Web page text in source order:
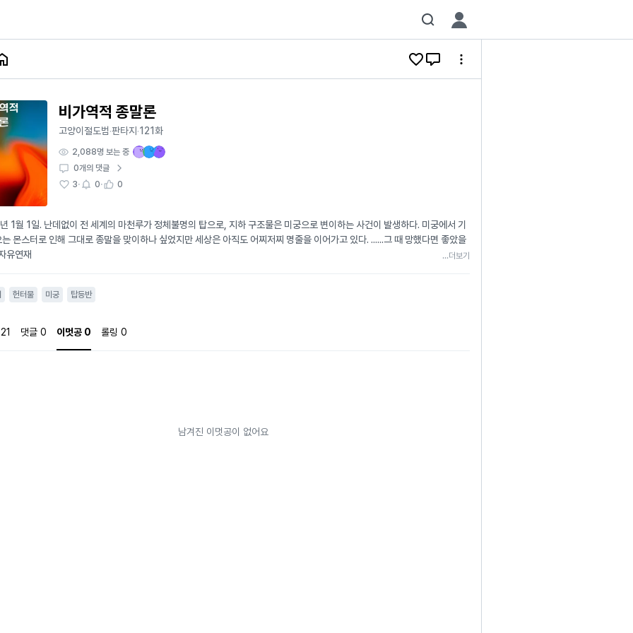
비가역적 종말론
고양이절도범·판타지 ·121화
2,088명 보는 중
0개의 댓글
3· 0· 0
1월 1일. 난데없이 전 세계의 마천루가 정체불명의 탑으로, 지하 구조물은 미궁으로 변이하는 사건이 발생하다. 미궁에서 기
몬스터로 인해 그대로 종말을 맞이하나 싶었지만 세상은 아직도 어찌저찌 명줄을 이어가고 있다. ......그 때 망했다면 좋았을
유연재
...더보기
헌터물 미궁 탑등반
댓글 0 이멋공 0 롤링 0
남겨진 이멋공이 없어요